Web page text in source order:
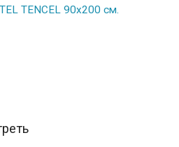
TENCEL 90х200 см.